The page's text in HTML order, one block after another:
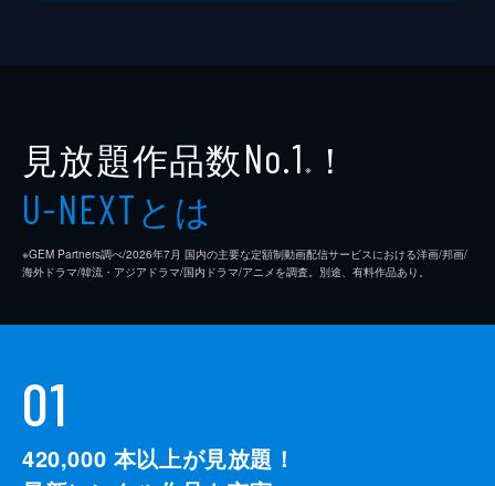
見放題作品数No.1 ※ ！
U-NEXTとは
※GEM Partners調べ/2026年7⽉ 国内の主要な定額制動画配信サービスにおける洋画/邦画/
海外ドラマ/韓流・アジアドラマ/国内ドラマ/アニメを調査。別途、有料作品あり。
01
420,000 本以上が見放題！